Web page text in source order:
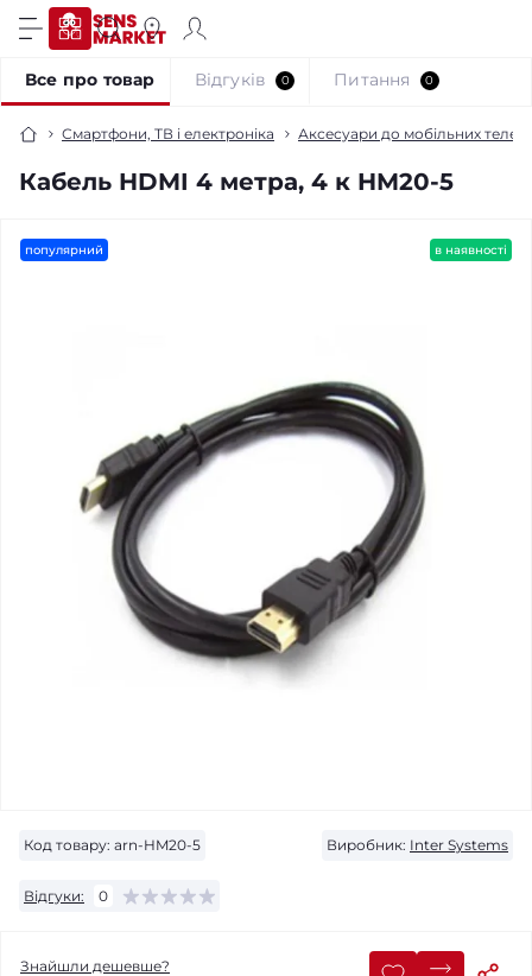
Смартфони, ТВ і електроніка Аксесуари до мобільних
Кабель HDMI 4 метра, 4 к HM20-5
Все про товар Відгуків 0 Питання 0
популярний в наявності
Код товару: arn-HM20-5 Виробник: Inter Systems
Відгуки: 0
Знайшли дешевше?